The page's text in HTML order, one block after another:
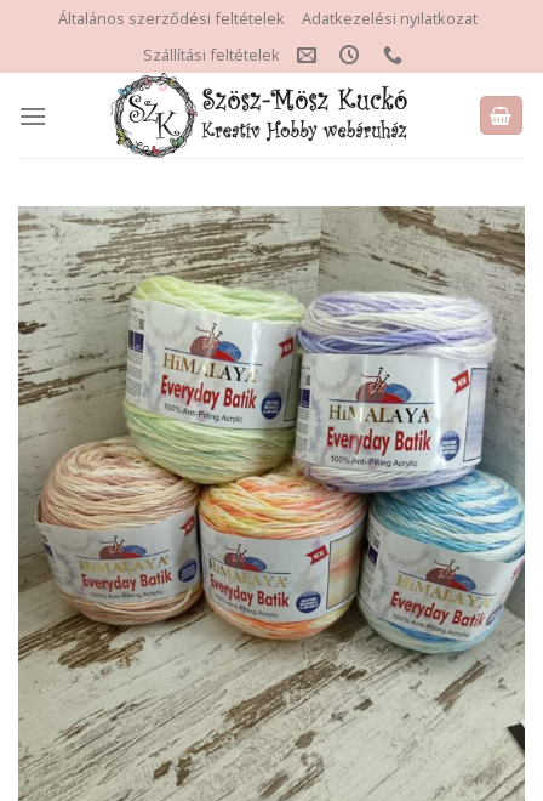
content
Általános szerződési feltételek
Adatkezelési nyilatkozat
Szállítási feltételek